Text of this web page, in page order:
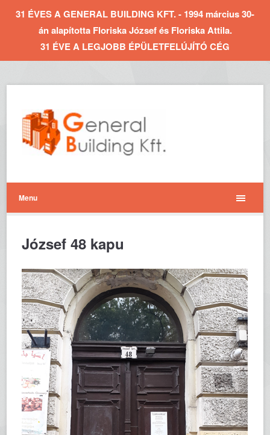
31 ÉVES A GENERAL BUILDING KFT. - 1994 március 30-
án alapította Floriska József és Floriska Attila.
31 ÉVE A LEGJOBB ÉPÜLETFELÚJÍTÓ CÉG
Menu
József 48 kapu